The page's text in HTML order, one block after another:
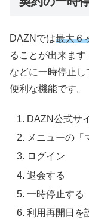
DAZNでは最大６
ることが出来ま
などに一時停止
便利な機能です。
DAZN公式サ
メニューの「
ログイン
退会する
一時停止する
利用再開日を